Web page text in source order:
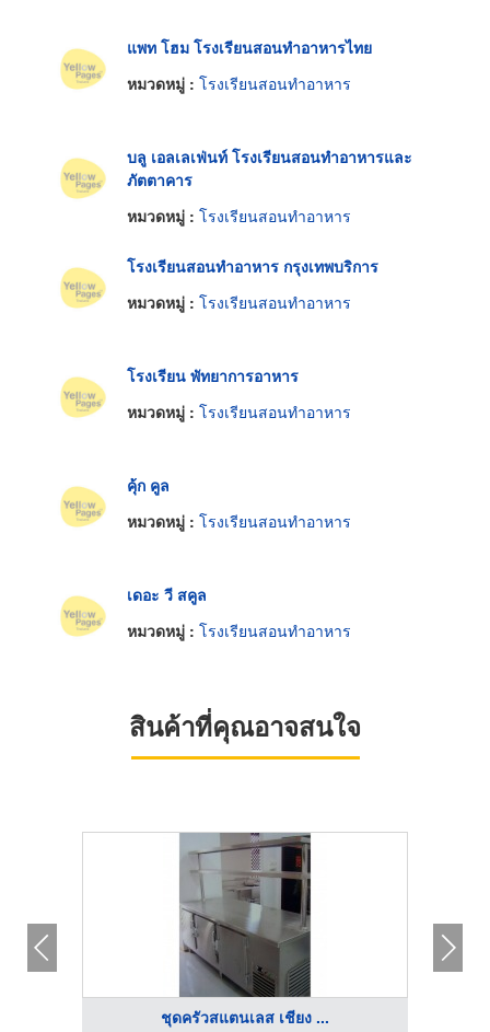
แพท โฮม โรงเรียนสอนทำอาหารไทย
หมวดหมู่ : โรงเรียนสอนทำอาหาร
บลู เอลเลเฟ่นท์ โรงเรียนสอนทำอาหารและ
ภัตตาคาร
หมวดหมู่ : โรงเรียนสอนทำอาหาร
โรงเรียนสอนทำอาหาร กรุงเทพบริการ
หมวดหมู่ : โรงเรียนสอนทำอาหาร
โรงเรียน พัทยาการอาหาร
หมวดหมู่ : โรงเรียนสอนทำอาหาร
คุ้ก คูล
หมวดหมู่ : โรงเรียนสอนทำอาหาร
เดอะ วี สคูล
หมวดหมู่ : โรงเรียนสอนทำอาหาร
สินค้าที่คุณอาจสนใจ
ชุดครัวสแตนเลส เชียง ...